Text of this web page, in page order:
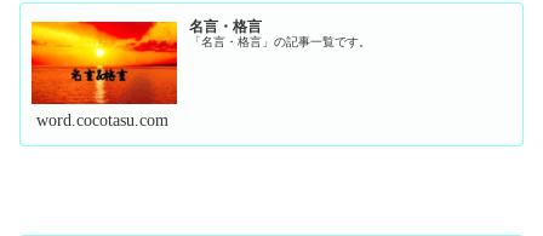
名言・格言
「名言・格言」の記事一覧です。
word.cocotasu.com